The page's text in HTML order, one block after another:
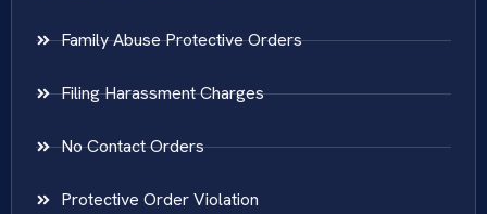
Family Abuse Protective Orders
Filing Harassment Charges
No Contact Orders
Protective Order Violation